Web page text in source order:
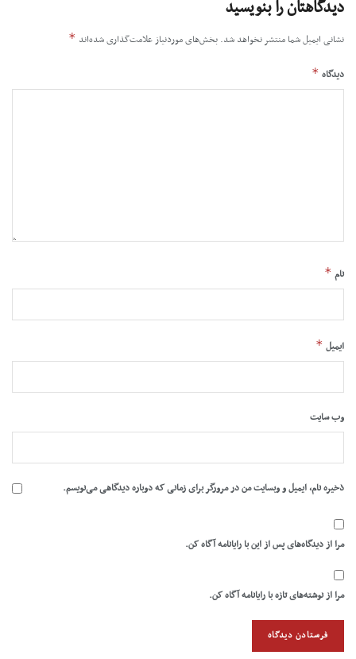
دیدگاهتان را بنویسید
نشانی ایمیل شما منتشر نخواهد شد. بخش‌های موردنیاز علامت‌گذاری شده‌اند *
دیدگاه *
نام *
ایمیل *
وب‌ سایت
ذخیره نام، ایمیل و وبسایت من در مرورگر برای زمانی که دوباره دیدگاهی می‌نویسم.
مرا از دیدگاه‌های پس از این با رایانامه آگاه کن.
مرا از نوشته‌های تازه با رایانامه آگاه کن.